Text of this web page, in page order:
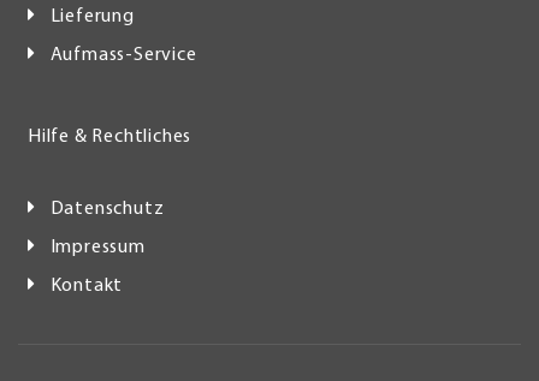
Lieferung
Aufmass-Service
Hilfe & Rechtliches
Datenschutz
Impressum
Kontakt